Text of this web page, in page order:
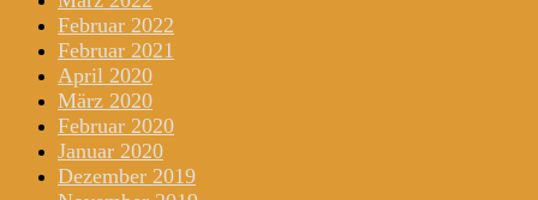
Februar 2022
Februar 2021
April 2020
März 2020
Februar 2020
Januar 2020
Dezember 2019